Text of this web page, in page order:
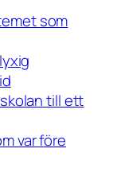
som
till ett
var före